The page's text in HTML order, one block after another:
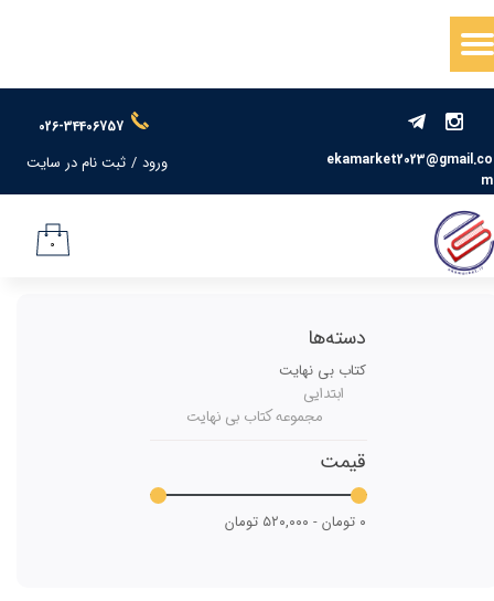
026-34406757
ekamarket2023@gmail.co
m
ورود / ثبت نام در سایت
حساب کاربری من
سفارشات
خروج از حساب کاربری
۰
دسته‌ها
کتاب بی نهایت
ابتدایی
مجموعه کتاب بی نهایت
قیمت
۰ تومان - ۵۲۰,۰۰۰ تومان